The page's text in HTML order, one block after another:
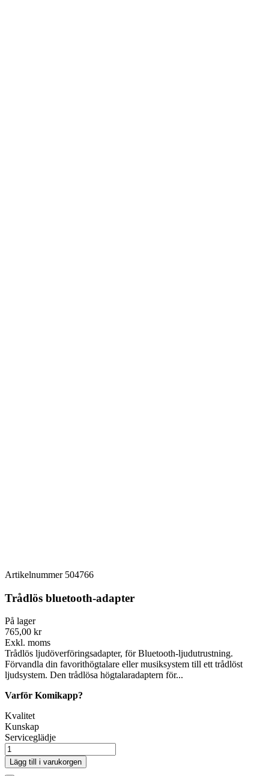
Artikelnummer 504766
Trådlös bluetooth-adapter
På lager
765,00 kr
Exkl. moms
Trådlös ljudöverföringsadapter, för Bluetooth-ljudutrustning.
Förvandla din favorithögtalare eller musiksystem till ett trådlöst
ljudsystem. Den trådlösa högtalaradaptern för...
Varför Komikapp?
Kvalitet
Kunskap
Serviceglädje
Lägg till i varukorgen